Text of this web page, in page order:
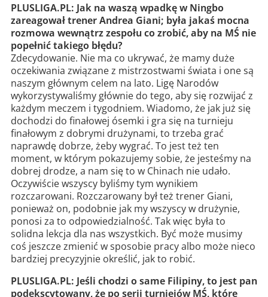
PLUSLIGA.PL: Jak na waszą wpadkę w Ningbo
zareagował trener Andrea Giani; była jakaś mocna
rozmowa wewnątrz zespołu co zrobić, aby na MŚ nie
popełnić takiego błędu?
Zdecydowanie. Nie ma co ukrywać, że mamy duże
oczekiwania związane z mistrzostwami świata i one są
naszym głównym celem na lato. Ligę Narodów
wykorzystywaliśmy głównie do tego, aby się rozwijać z
każdym meczem i tygodniem. Wiadomo, że jak już się
dochodzi do finałowej ósemki i gra się na turnieju
finałowym z dobrymi drużynami, to trzeba grać
naprawdę dobrze, żeby wygrać. To jest też ten
moment, w którym pokazujemy sobie, że jesteśmy na
dobrej drodze, a nam się to w Chinach nie udało.
Oczywiście wszyscy byliśmy tym wynikiem
rozczarowani. Rozczarowany był też trener Giani,
ponieważ on, podobnie jak my wszyscy w drużynie,
ponosi za to odpowiedzialność. Tak więc była to
solidna lekcja dla nas wszystkich. Być może musimy
coś jeszcze zmienić w sposobie pracy albo może nieco
bardziej precyzyjnie określić, jak to robić.
PLUSLIGA.PL: Jeśli chodzi o same Filipiny, to jest pan
podekscytowany, że po serii turniejów MŚ, które